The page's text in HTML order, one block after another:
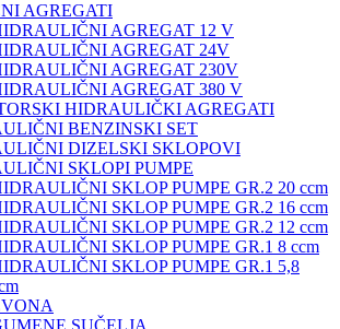
AGREGATI
AGREGAT 12 V
AGREGAT 24V
AGREGAT 230V
AGREGAT 380 V
HIDRAULIČKI AGREGATI
BENZINSKI SET
DIZELSKI SKLOPOVI
SKLOPI PUMPE
SKLOP PUMPE GR.2 20 ccm
SKLOP PUMPE GR.2 16 ccm
SKLOP PUMPE GR.2 12 ccm
SKLOP PUMPE GR.1 8 ccm
SKLOP PUMPE GR.1 5,8
SUČELJA